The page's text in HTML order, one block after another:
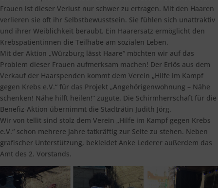
Frauen ist dieser Verlust nur schwer zu ertragen. Mit den Haaren
verlieren sie oft ihr Selbstbewusstsein. Sie fühlen sich unattraktiv
und ihrer Weiblichkeit beraubt. Ein Haarersatz ermöglicht den
Krebspatientinnen die Teilhabe am sozialen Leben.
Mit der Aktion „Würzburg lässt Haare“ möchten wir auf das
Problem dieser Frauen aufmerksam machen! Der Erlös aus dem
Verkauf der Haarspenden kommt dem Verein „Hilfe im Kampf
gegen Krebs e.V.“ für das Projekt „Angehörigenwohnung – Nähe
schenken! Nähe hilft heilen!“ zugute. Die Schirmherrschaft für die
Benefiz-Aktion übernimmt die Stadträtin Judith Jörg.
Wir von tellit sind stolz dem Verein „Hilfe im Kampf gegen Krebs
e.V.“ schon mehrere Jahre tatkräftig zur Seite zu stehen. Neben
grafischer Unterstützung, bekleidet Anke Lederer außerdem das
Amt des 2. Vorstands.